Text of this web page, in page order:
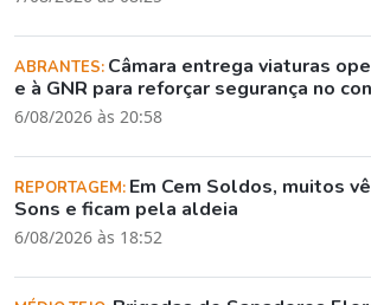
ABRANTES: Câmara entrega viaturas
e à GNR para reforçar segurança no
6/08/2026 às 20:58
REPORTAGEM: Em Cem Soldos, muitos
Sons e ficam pela aldeia
6/08/2026 às 18:52